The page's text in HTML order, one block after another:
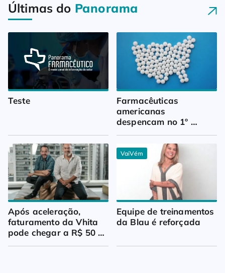
Últimas do Panorama
Teste
Farmacêuticas
americanas
despencam no 1º
Após aceleração,
faturamento da Vhita
pode chegar a R$ 50
milhões
VaiVém
Equipe de treinamentos
da Blau é reforçada